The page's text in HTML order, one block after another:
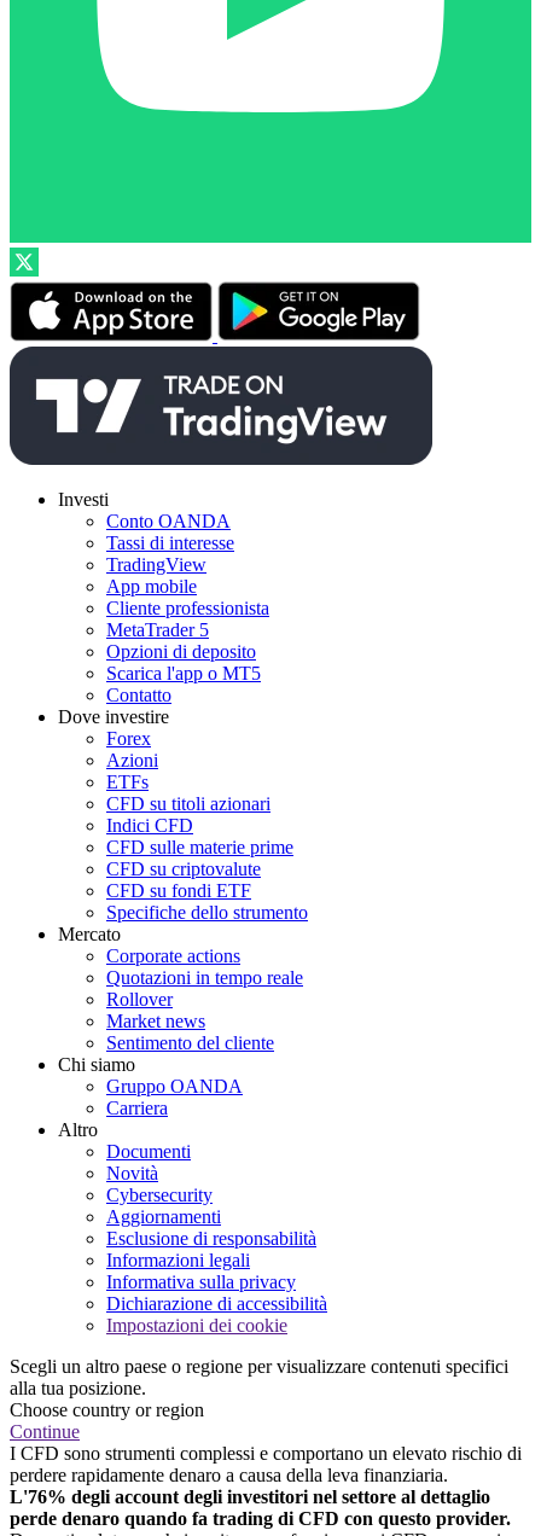
Investi
Conto OANDA
Tassi di interesse
TradingView
App mobile
Cliente professionista
MetaTrader 5
Opzioni di deposito
Scarica l'app o MT5
Contatto
Dove investire
Forex
Azioni
ETFs
CFD su titoli azionari
Indici CFD
CFD sulle materie prime
CFD su criptovalute
CFD su fondi ETF
Specifiche dello strumento
Mercato
Corporate actions
Quotazioni in tempo reale
Rollover
Market news
Sentimento del cliente
Chi siamo
Gruppo OANDA
Carriera
Altro
Documenti
Novità
Cybersecurity
Aggiornamenti
Esclusione di responsabilità
Informazioni legali
Informativa sulla privacy
Dichiarazione di accessibilità
Impostazioni dei cookie
Scegli un altro paese o regione per visualizzare contenuti specifici
alla tua posizione.
Choose country or region
Continue
I CFD sono strumenti complessi e comportano un elevato rischio di
perdere rapidamente denaro a causa della leva finanziaria.
L'76% degli account degli investitori nel settore al dettaglio
perde denaro quando fa trading di CFD con questo provider.